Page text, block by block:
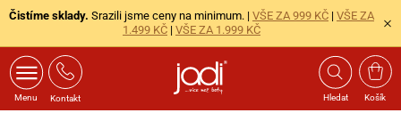
Čistíme sklady. Srazili jsme ceny na minimum. | VŠE ZA 999 KČ | VŠE ZA
1.499 KČ | VŠE ZA 1.999 KČ
Menu Kontakt Hledat Košík